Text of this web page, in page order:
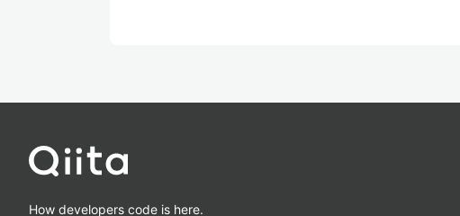
How developers code is here.